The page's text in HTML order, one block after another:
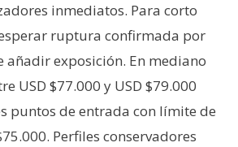
inmediatos. Para corto
ruptura confirmada por
añadir exposición. En mediano
USD $77.000 y USD $79.000
puntos de entrada con límite de
Perfiles conservadores